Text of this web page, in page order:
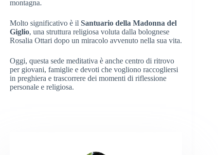
montagna.
Molto significativo è il Santuario della Madonna del
Giglio, una struttura religiosa voluta dalla bolognese
Rosalia Ottari dopo un miracolo avvenuto nella sua vita.
Oggi, questa sede meditativa è anche centro di ritrovo
per giovani, famiglie e devoti che vogliono raccogliersi
in preghiera e trascorrere dei momenti di riflessione
personale e religiosa.